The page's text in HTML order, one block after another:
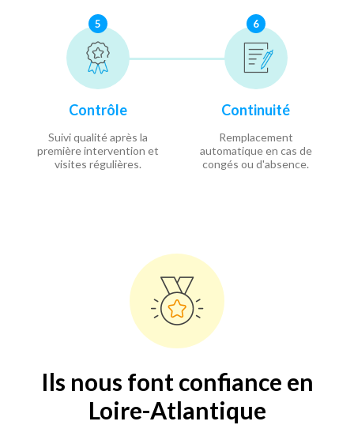
5
Contrôle
Suivi qualité après la
première intervention et
visites régulières.
6
Continuité
Remplacement
automatique en cas de
congés ou d'absence.
Ils nous font confiance en
Loire-Atlantique